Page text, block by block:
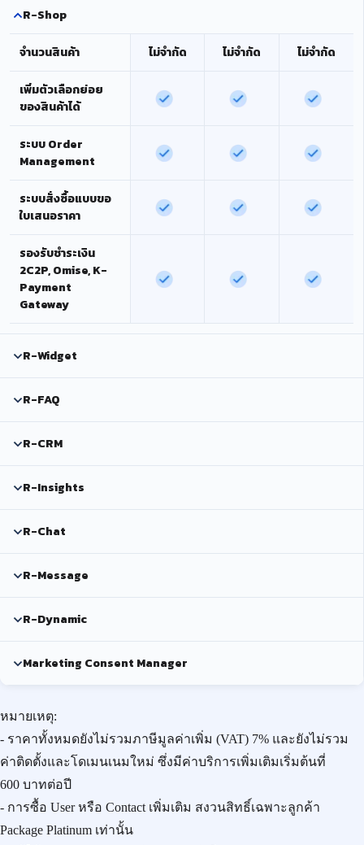
R-Shop
จำนวนสินค้า ไม่จำกัด ไม่จำกัด ไม่จำกัด
เพิ่มตัวเลือกย่อย
ของสินค้าได้
ระบบ Order
Management
ระบบสั่งซื้อแบบขอ
ใบเสนอราคา
รองรับชำระเงิน
2C2P, Omise, K-
Payment
Gateway
R-Widget
R-FAQ
R-CRM
R-Insights
R-Chat
R-Message
R-Dynamic
Marketing Consent Manager
หมายเหตุ:
- ราคาทั้งหมดยังไม่รวมภาษีมูลค่าเพิ่ม (VAT) 7% และยังไม่รวม
ค่าติดตั้งและโดเมนเนมใหม่ ซึ่งมีค่าบริการเพิ่มเติมเริ่มต้นที่
600 บาทต่อปี
- การซื้อ User หรือ Contact เพิ่มเติม สงวนสิทธิ์เฉพาะลูกค้า
Package Platinum เท่านั้น